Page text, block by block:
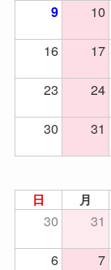
9 10
16
17
23
24
30
31
日 月
30 31
6
7